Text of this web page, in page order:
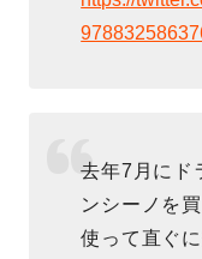
去年7月にド
ンシーノを
使って直ぐ